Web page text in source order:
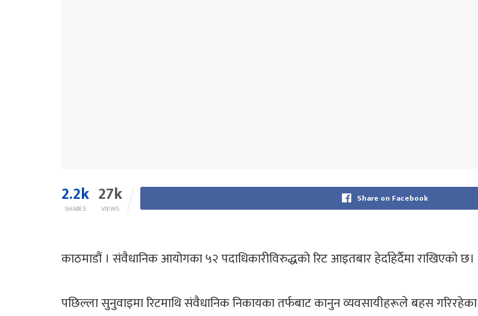
2.2k
SHARES
27k
VIEWS
Share on Facebook
काठमाडौं । संवैधानिक आयोगका ५२ पदाधिकारीविरुद्धको रिट आइतबार हेर्दाहेर्दैमा राखिएको छ।
पछिल्ला सुनुवाइमा रिटमाथि संवैधानिक निकायका तर्फबाट कानुन व्यवसायीहरूले बहस